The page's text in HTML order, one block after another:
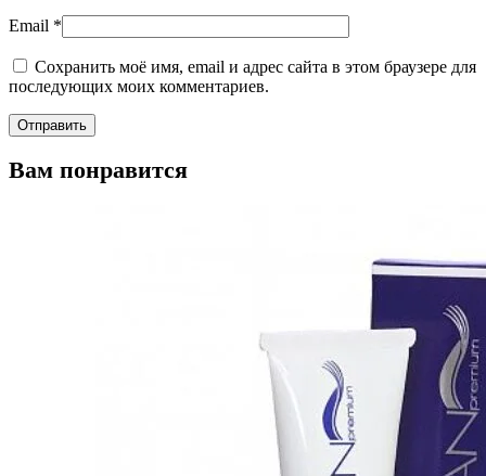
Email *
Сохранить моё имя, email и адрес сайта в этом браузере для
последующих моих комментариев.
Вам понравится